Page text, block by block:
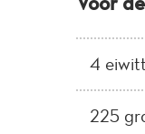
4
225